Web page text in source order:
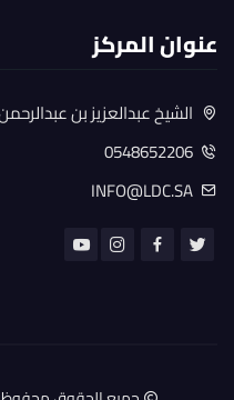
عنوان المركز
الشيخ عبدالعزيز بن عبدالرحمن
0548652206
INFO@LDC.SA